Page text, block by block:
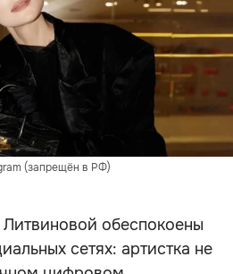
(запрещён в РФ)
обеспокоены
сетях: артистка не